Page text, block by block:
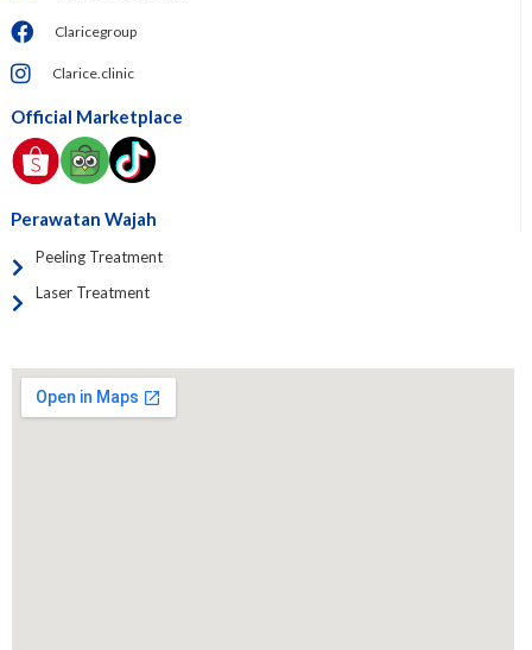
Claricegroup
Clarice.clinic
Official Marketplace
Perawatan Wajah
Peeling Treatment
Laser Treatment